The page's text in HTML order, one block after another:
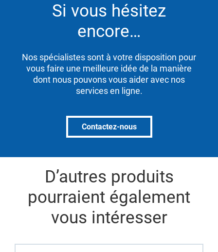
Si vous hésitez
encore…
Nos spécialistes sont à votre disposition pour
vous faire une meilleure idée de la manière
dont nous pouvons vous aider avec nos
services en ligne.
Contactez-nous
D’autres produits
pourraient également
vous intéresser